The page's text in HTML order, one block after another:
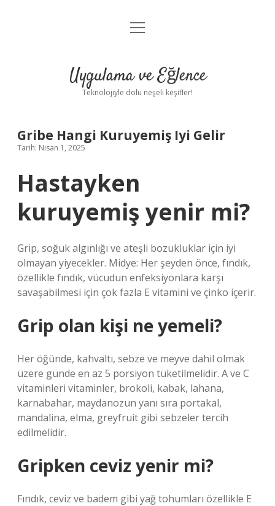
Anasayfa
Yasal Uyarı
menüyü
Uygulama ve Eğlence
Teknolojiyle dolu neşeli keşifler!
Gribe Hangi Kuruyemiş Iyi Gelir
Tarih: Nisan 1, 2025
Hastayken
kuruyemiş yenir mi?
Grip, soğuk algınlığı ve ateşli bozukluklar için iyi
olmayan yiyecekler. Midye: Her şeyden önce, fındık,
özellikle fındık, vücudun enfeksiyonlara karşı
savaşabilmesi için çok fazla E vitamini ve çinko içerir.
Grip olan kişi ne yemeli?
Her öğünde, kahvaltı, sebze ve meyve dahil olmak
üzere günde en az 5 porsiyon tüketilmelidir. A ve C
vitaminleri vitaminler, brokoli, kabak, lahana,
karnabahar, maydanozun yanı sıra portakal,
mandalina, elma, greyfruit gibi sebzeler tercih
edilmelidir.
Gripken ceviz yenir mi?
Fındık, ceviz ve badem gibi yağ tohumları özellikle E